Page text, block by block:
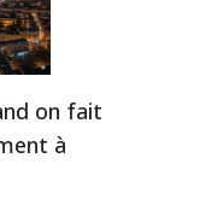
on fait
à